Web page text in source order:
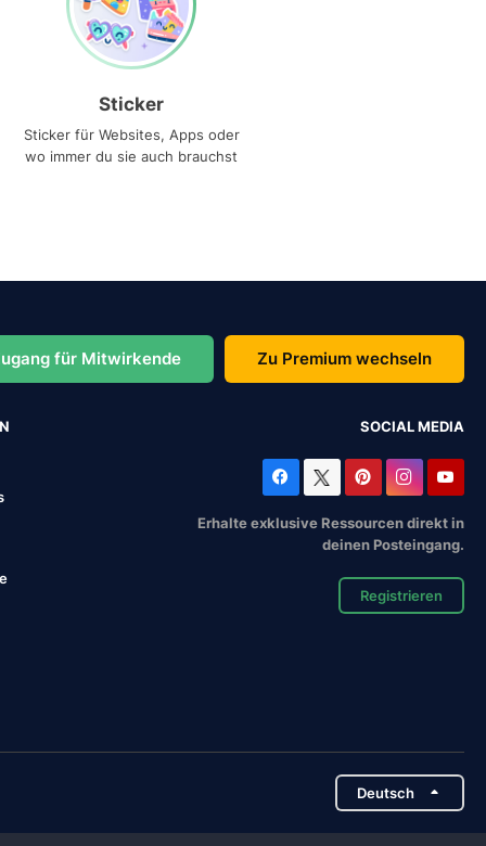
Sticker
Sticker für Websites, Apps oder
wo immer du sie auch brauchst
für Mitwirkende Zu Premium wechseln
SOCIAL MEDIA
Erhalte exklusive Ressourcen direkt in
deinen Posteingang.
Registrieren
Deutsch